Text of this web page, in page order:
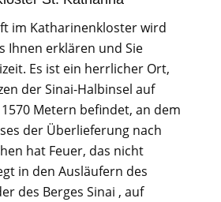
im Katharinenkloster wird
Ihnen erklären und Sie
Es ist ein herrlicher Ort,
der Sinai-Halbinsel auf
Metern befindet, an dem
der Überlieferung nach
hat Feuer, das nicht
in den Ausläufern des
des Berges Sinai , auf